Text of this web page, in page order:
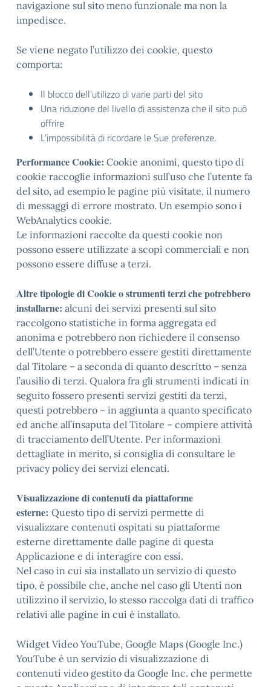
navigazione sul sito meno funzionale ma non la
impedisce.
Se viene negato l’utilizzo dei cookie, questo
comporta:
Il blocco dell’utilizzo di varie parti del sito
Una riduzione del livello di assistenza che il sito può
offrire
L’impossibilità di ricordare le Sue preferenze.
Performance Cookie: Cookie anonimi, questo tipo di
cookie raccoglie informazioni sull’uso che l’utente fa
del sito, ad esempio le pagine più visitate, il numero
di messaggi di errore mostrato. Un esempio sono i
WebAnalytics cookie.
Le informazioni raccolte da questi cookie non
possono essere utilizzate a scopi commerciali e non
possono essere diffuse a terzi.
Altre tipologie di Cookie o strumenti terzi che potrebbero
installarne: alcuni dei servizi presenti sul sito
raccolgono statistiche in forma aggregata ed
anonima e potrebbero non richiedere il consenso
dell’Utente o potrebbero essere gestiti direttamente
dal Titolare – a seconda di quanto descritto – senza
l’ausilio di terzi. Qualora fra gli strumenti indicati in
seguito fossero presenti servizi gestiti da terzi,
questi potrebbero – in aggiunta a quanto specificato
ed anche all’insaputa del Titolare – compiere attività
di tracciamento dell’Utente. Per informazioni
dettagliate in merito, si consiglia di consultare le
privacy policy dei servizi elencati.
Visualizzazione di contenuti da piattaforme
esterne: Questo tipo di servizi permette di
visualizzare contenuti ospitati su piattaforme
esterne direttamente dalle pagine di questa
Applicazione e di interagire con essi.
Nel caso in cui sia installato un servizio di questo
tipo, è possibile che, anche nel caso gli Utenti non
utilizzino il servizio, lo stesso raccolga dati di traffico
relativi alle pagine in cui è installato.
Widget Video YouTube, Google Maps (Google Inc.)
YouTube è un servizio di visualizzazione di
contenuti video gestito da Google Inc. che permette